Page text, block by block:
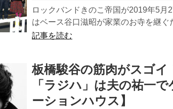
ロックバンドきのこ帝国が2019年5月
はベース谷口滋昭が家業のお寺を継ぐ
記事を読む
板橋駿谷の筋肉がスゴイ
「ラジハ」は夫の祐一
ーションハウス】